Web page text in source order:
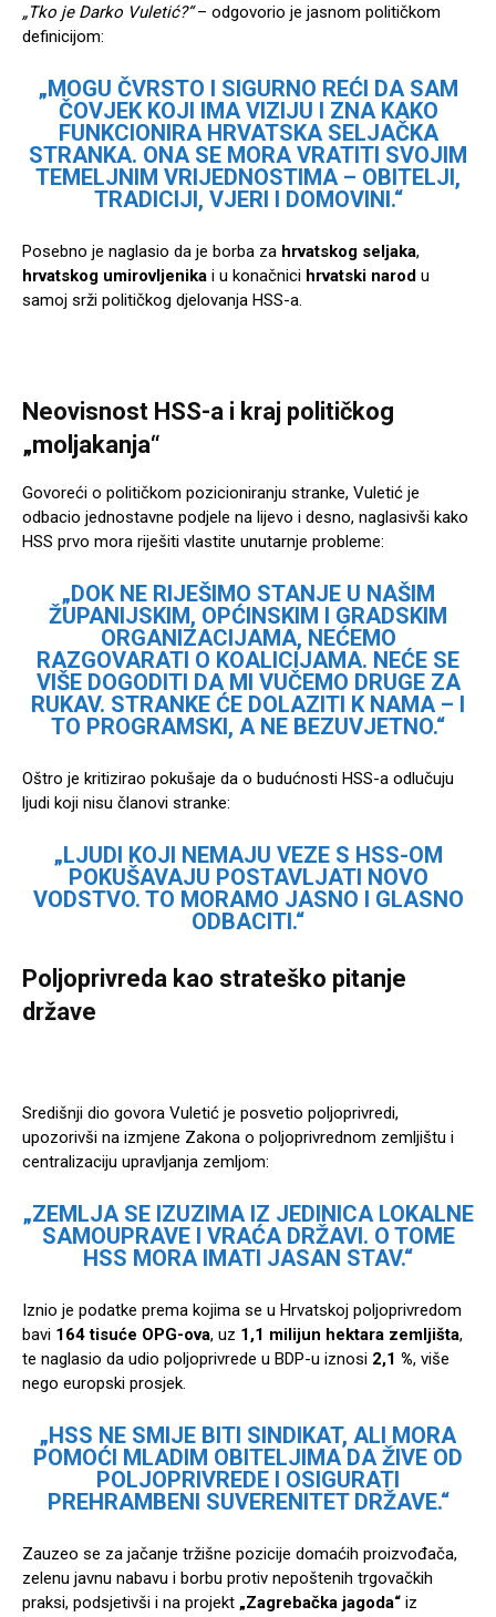
„Tko je Darko Vuletić?“– odgovorio je jasnom političkom
definicijom:
„MOGU ČVRSTO I SIGURNO REĆI DA SAM
ČOVJEK KOJI IMA VIZIJU I ZNA KAKO
FUNKCIONIRA HRVATSKA SELJAČKA
STRANKA. ONA SE MORA VRATITI SVOJIM
TEMELJNIM VRIJEDNOSTIMA – OBITELJI,
TRADICIJI, VJERI I DOMOVINI.“
Posebno je naglasio da je borba za hrvatskog seljaka,
hrvatskog umirovljenika i u konačnici hrvatski narod u
samoj srži političkog djelovanja HSS-a.
Neovisnost HSS-a i kraj političkog
„moljakanja“
Govoreći o političkom pozicioniranju stranke, Vuletić je
odbacio jednostavne podjele na lijevo i desno, naglasivši kako
HSS prvo mora riješiti vlastite unutarnje probleme:
„DOK NE RIJEŠIMO STANJE U NAŠIM
ŽUPANIJSKIM, OPĆINSKIM I GRADSKIM
ORGANIZACIJAMA, NEĆEMO
RAZGOVARATI O KOALICIJAMA. NEĆE SE
VIŠE DOGODITI DA MI VUČEMO DRUGE ZA
RUKAV. STRANKE ĆE DOLAZITI K NAMA – I
TO PROGRAMSKI, A NE BEZUVJETNO.“
Oštro je kritizirao pokušaje da o budućnosti HSS-a odlučuju
ljudi koji nisu članovi stranke:
„LJUDI KOJI NEMAJU VEZE S HSS-OM
POKUŠAVAJU POSTAVLJATI NOVO
VODSTVO. TO MORAMO JASNO I GLASNO
ODBACITI.“
Poljoprivreda kao strateško pitanje
države
Središnji dio govora Vuletić je posvetio poljoprivredi,
upozorivši na izmjene Zakona o poljoprivrednom zemljištu i
centralizaciju upravljanja zemljom:
„ZEMLJA SE IZUZIMA IZ JEDINICA LOKALNE
SAMOUPRAVE I VRAĆA DRŽAVI. O TOME
HSS MORA IMATI JASAN STAV.“
Iznio je podatke prema kojima se u Hrvatskoj poljoprivredom
bavi 164 tisuće OPG-ova, uz 1,1 milijun hektara zemljišta,
te naglasio da udio poljoprivrede u BDP-u iznosi 2,1 %, više
nego europski prosjek.
„HSS NE SMIJE BITI SINDIKAT, ALI MORA
POMOĆI MLADIM OBITELJIMA DA ŽIVE OD
POLJOPRIVREDE I OSIGURATI
PREHRAMBENI SUVERENITET DRŽAVE.“
Zauzeo se za jačanje tržišne pozicije domaćih proizvođača,
zelenu javnu nabavu i borbu protiv nepoštenih trgovačkih
praksi, podsjetivši i na projekt „Zagrebačka jagoda“ iz